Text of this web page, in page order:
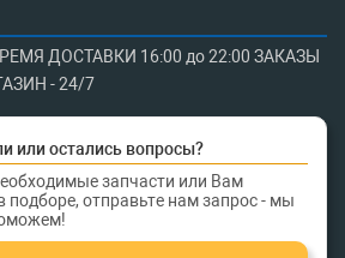
ДОСТАВКИ 16:00 до 22:00 ЗАКАЗЫ
- 24/7
или остались вопросы?
запчасти или Вам
подборе, отправьте нам запрос - мы